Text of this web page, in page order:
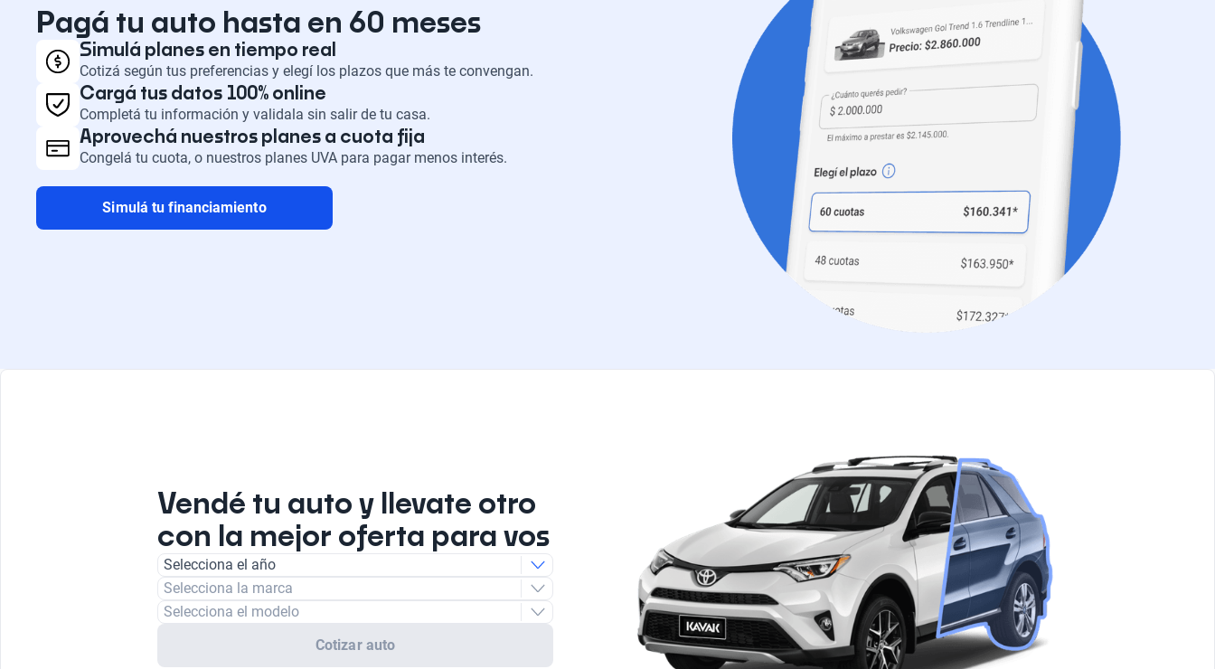
Pagá tu auto hasta en 60 meses
Simulá planes en tiempo real
Cotizá según tus preferencias y elegí los plazos que más te convengan.
Cargá tus datos 100% online
Completá tu información y validala sin salir de tu casa.
Aprovechá nuestros planes a cuota fija
Congelá tu cuota, o nuestros planes UVA para pagar menos interés.
Simulá tu financiamiento
Vendé tu auto y llevate otro
con la mejor oferta para vos
Selecciona el año
Selecciona la marca
Selecciona el modelo
Cotizar auto